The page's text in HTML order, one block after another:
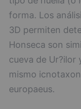
forma. Los
3D permiten
Honseca son
cueva de Ur?ilor
mismo
europaeus.